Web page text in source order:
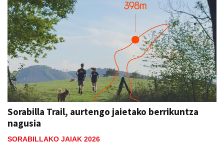
Sorabilla Trail, aurtengo jaietako berrikuntza
nagusia
SORABILLAKO JAIAK 2026